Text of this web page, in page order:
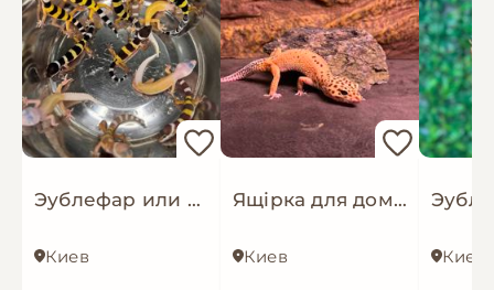
Эублефар или леопардовый геккон, пантеровый геккон разные окрасы
Киев
Ящірка для домашнього тераріума - Леопардовий гекон (еублефар) САМКИ
Киев Киев